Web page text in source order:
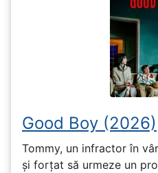
Good Boy (2026)
Tommy, un infractor în
și forțat să urmeze un